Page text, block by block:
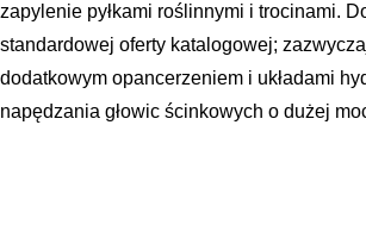
zapylenie pyłkami roślinnymi i trocinami.
standardowej oferty katalogowej;
dodatkowym opancerzeniem i układami
napędzania głowic ścinkowych o dużej